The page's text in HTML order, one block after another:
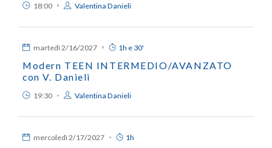
18:00 Valentina Danieli
martedì 2/16/2027 1h e 30'
Modern TEEN INTERMEDIO/AVANZATO
con V. Danieli
19:30 Valentina Danieli
mercoledì 2/17/2027 1h